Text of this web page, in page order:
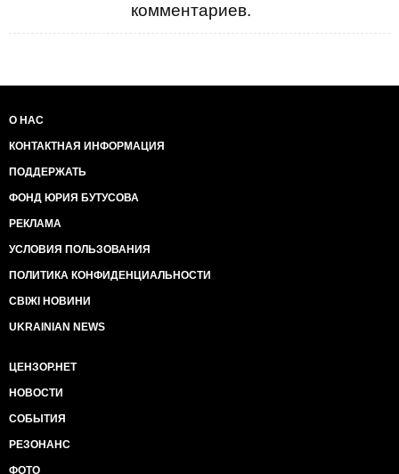
комментариев.
О НАС
КОНТАКТНАЯ ИНФОРМАЦИЯ
ПОДДЕРЖАТЬ
ФОНД ЮРИЯ БУТУСОВА
РЕКЛАМА
УСЛОВИЯ ПОЛЬЗОВАНИЯ
ПОЛИТИКА КОНФИДЕНЦИАЛЬНОСТИ
СВІЖІ НОВИНИ
UKRAINIAN NEWS
ЦЕНЗОР.НЕТ
НОВОСТИ
СОБЫТИЯ
РЕЗОНАНС
ФОТО